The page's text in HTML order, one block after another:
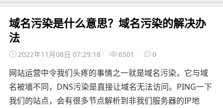
域名污染是什么意思？域名污染的解决办
法
2022年11月08日 07:29:18 6501 0
网站运营中令我们头疼的事情之一就是域名污染，它与域
名被墙不同，DNS污染是直接让域名无法访问。PING一下
我们的站点，会有很多节点解析到非我们服务器的IP地